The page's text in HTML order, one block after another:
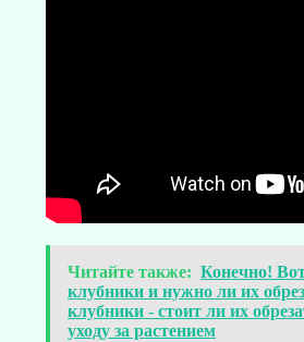
Читайте также: Конечно!
клубники и нужно ли их
клубники - стоит ли их
уходу за растением